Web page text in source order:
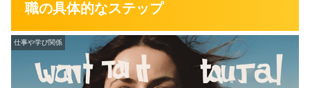
職の具体的なステップ
仕事や学び関係